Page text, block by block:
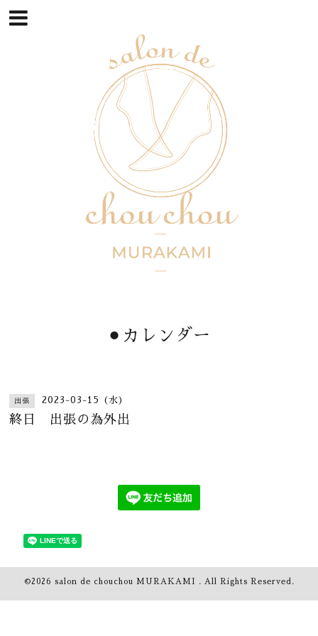
⚫︎カレンダー
出張 2023-03-15 (水)
終日 出張の為外出
©2026 salon de chouchou MURAKAMI . All Rights Reserved.